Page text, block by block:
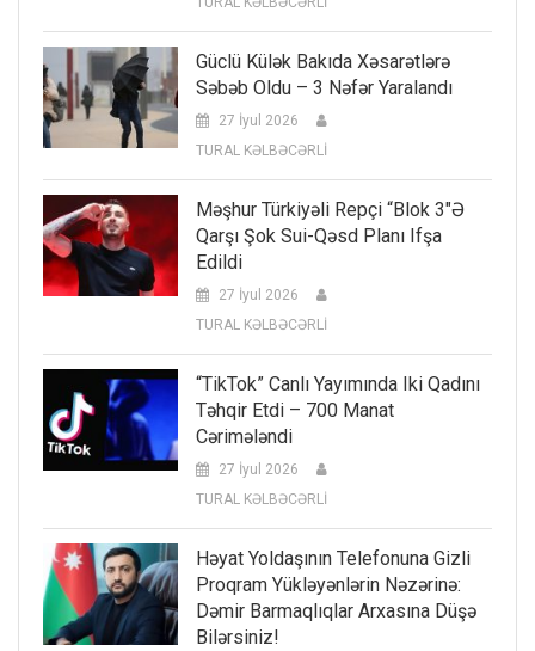
Güclü Külək Bakıda Xəsarətlərə
Səbəb Oldu – 3 Nəfər Yaralandı
27 İyul 2026
TURAL KƏLBƏCƏRLİ
Məşhur Türkiyəli Repçi “Blok 3″ə
Qarşı Şok Sui-Qəsd Planı Ifşa
Edildi
27 İyul 2026
TURAL KƏLBƏCƏRLİ
“TikTok” Canlı Yayımında Iki Qadını
Təhqir Etdi – 700 Manat
Cərimələndi
27 İyul 2026
TURAL KƏLBƏCƏRLİ
Həyat Yoldaşının Telefonuna Gizli
Proqram Yükləyənlərin Nəzərinə:
Dəmir Barmaqlıqlar Arxasına Düşə
Bilərsiniz!